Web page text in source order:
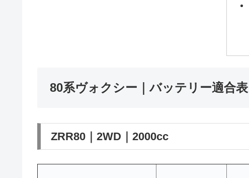
80系ヴォクシー｜バッテリー適合表
ZRR80｜2WD｜2000cc